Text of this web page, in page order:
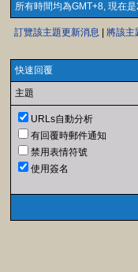
所有時間均為GMT+8, 現在
訂覽該主題更新消息 將該主
快速回覆
主題
URLs自動分析
有回覆時郵件通知
禁用表情符號
使用簽名